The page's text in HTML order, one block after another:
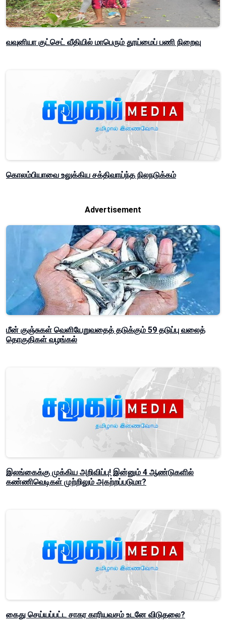
வவுனியா குட்செட் வீதியில் மாபெரும் தூய்மைப் பணி நிறைவு
கொலம்பியாவை உலுக்கிய சக்திவாய்ந்த நிலநடுக்கம்
Advertisement
மீன் குஞ்சுகள் வெளியேறுவதைத் தடுக்கும் 59 தடுப்பு வலைத்
தொகுதிகள் வழங்கல்
இலங்கைக்கு முக்கிய அறிவிப்பு! இன்னும் 4 ஆண்டுகளில்
கண்ணிவெடிகள் முற்றிலும் அகற்றப்படுமா?
கைது செய்யப்பட்ட சாகர காரியவசம் உடனே விடுதலை?